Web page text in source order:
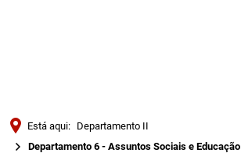
Está aqui: Departamento II
Departamento 6 - Assuntos Sociais e Educação